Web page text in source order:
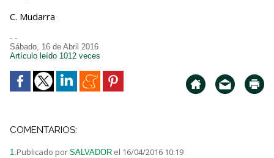
C. Mudarra
- -
Sábado, 16 de Abril 2016
Artículo leído 1012 veces
COMENTARIOS:
1. Publicado por SALVADOR el 16/04/2016 10:19